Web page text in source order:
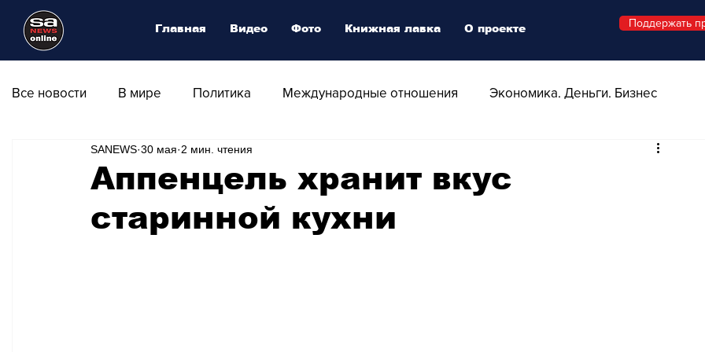
Все новости В мире Политика Международные отношения Экономика. Деньги. Бизнес
Общество Армия Аналитика
Транспорт Культура Магия искусства Swiss Афиша
Аппенцель хранит вкус
старинной кухни
SANEWS 30 мая 2 мин. чтения
Главная Видео Фото Книжная лавка О проекте Поддержать